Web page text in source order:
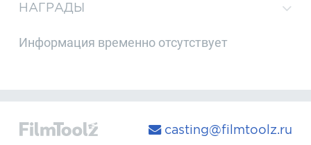
НАГРАДЫ
Информация временно отсутствует
casting@filmtoolz.ru